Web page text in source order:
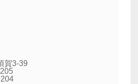
賀3-39